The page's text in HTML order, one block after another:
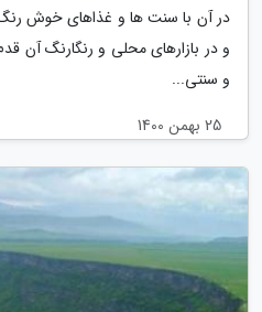
در آن با سنت ها و غذاهای خوش
و در بازارهای محلی و رنگارنگ آن
و سنتی...
25 بهمن 1400